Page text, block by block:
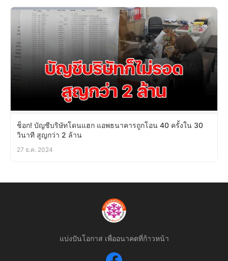
ช็อก! บัญชีบริษัทโดนแฮก แอพธนาคารถูกโอน 40 ครั้งใน 30
วินาที สูญกว่า 2 ล้าน
27 ธ.ค. 2024
แบ่งปันโอกาส เพื่ออนาคตที่ก้าวหน้า